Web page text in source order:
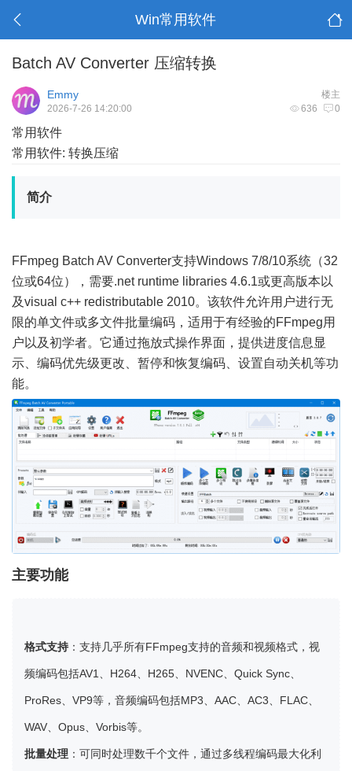
Win常用软件
Batch AV Converter 压缩转换
楼主
Emmy
636 0
2026-7-26 14:20:00
常用软件
常用软件: 转换压缩
简介
FFmpeg Batch AV Converter支持Windows 7/8/10系统（32
位或64位），需要.net runtime libraries 4.6.1或更高版本以
及visual c++ redistributable 2010。该软件允许用户进行无
限的单文件或多文件批量编码，适用于有经验的FFmpeg用
户以及初学者。它通过拖放式操作界面，提供进度信息显
示、编码优先级更改、暂停和恢复编码、设置自动关机等功
能。
主要功能
格式支持 ：支持几乎所有FFmpeg支持的音频和视频格式，视
频编码包括AV1、H264、H265、NVENC、Quick Sync、
ProRes、VP9等，音频编码包括MP3、AAC、AC3、FLAC、
WAV、Opus、Vorbis等。
批量处理 ：可同时处理数千个文件，通过多线程编码最大化利